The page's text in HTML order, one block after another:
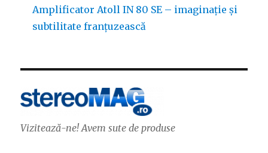
Amplificator Atoll IN 80 SE – imaginație și
subtilitate franțuzească
Vizitează-ne! Avem sute de produse